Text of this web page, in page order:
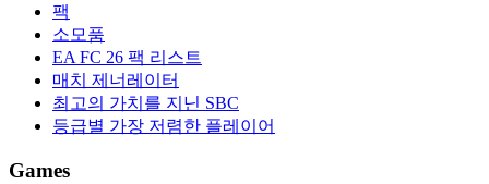
팩
소모품
EA FC 26 팩 리스트
매치 제너레이터
최고의 가치를 지닌 SBC
등급별 가장 저렴한 플레이어
Games